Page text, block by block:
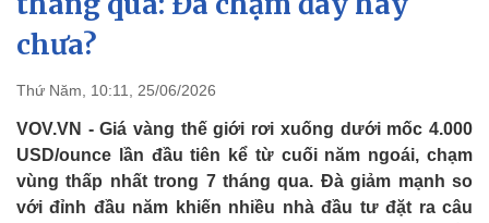
Tổ chức nhân sự
Quốc hội
Dự báo thời tiết
chưa?
Thứ Năm, 10:11, 25/06/2026
VOV.VN - Giá vàng thế giới rơi xuống dưới mốc 4.000
USD/ounce lần đầu tiên kể từ cuối năm ngoái, chạm
vùng thấp nhất trong 7 tháng qua. Đà giảm mạnh so
với đỉnh đầu năm khiến nhiều nhà đầu tư đặt ra câu